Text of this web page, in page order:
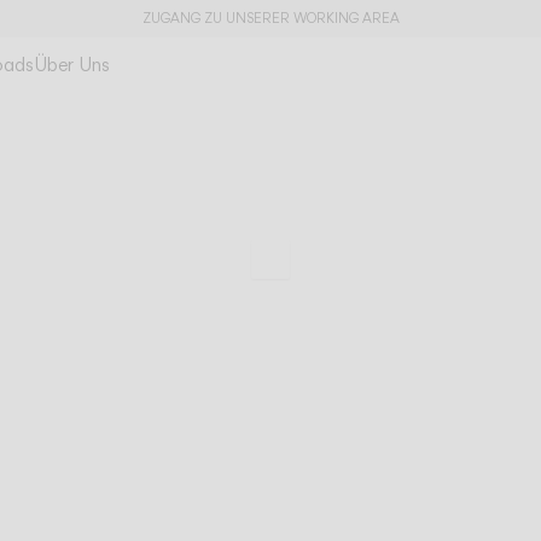
ZUGANG ZU UNSERER WORKING AREA
Über Uns